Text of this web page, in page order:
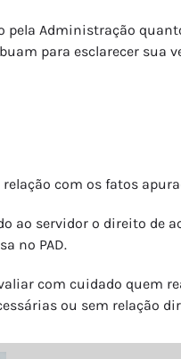
pela Administração
para esclarecer sua
com os fatos
ao servidor o direito
no PAD.
com cuidado quem
ou sem relação